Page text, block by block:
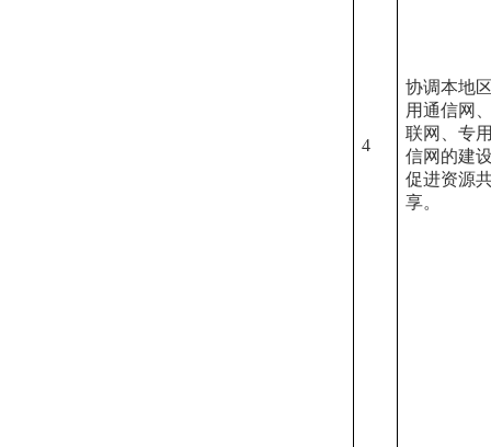
4
协调本地
用通信网
联网、专
信网的建
促进资源
享。